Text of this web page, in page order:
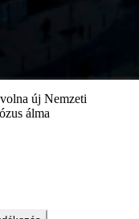
új Nemzeti
álma